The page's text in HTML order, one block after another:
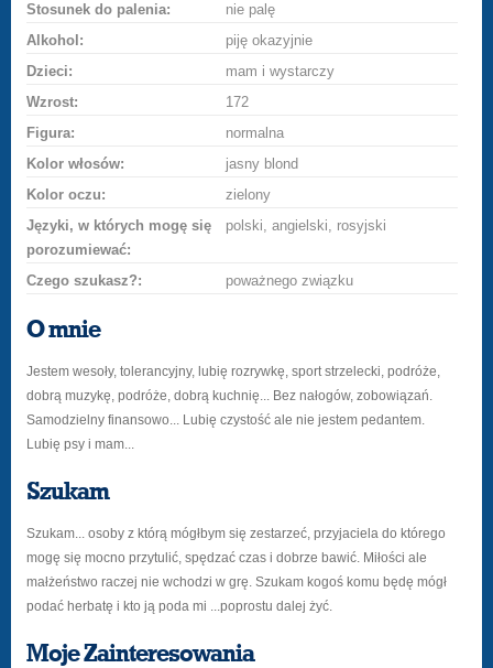
Stosunek do palenia:
nie palę
Alkohol:
piję okazyjnie
Dzieci:
mam i wystarczy
Wzrost:
172
Figura:
normalna
Kolor włosów:
jasny blond
Kolor oczu:
zielony
Języki, w których mogę się
porozumiewać:
polski, angielski, rosyjski
Czego szukasz?: poważnego związku
O mnie
Jestem wesoły, tolerancyjny, lubię rozrywkę, sport strzelecki, podróże,
dobrą muzykę, podróże, dobrą kuchnię... Bez nałogów, zobowiązań.
Samodzielny finansowo... Lubię czystość ale nie jestem pedantem.
Lubię psy i mam...
Szukam
Szukam... osoby z którą mógłbym się zestarzeć, przyjaciela do którego
mogę się mocno przytulić, spędzać czas i dobrze bawić. Miłości ale
małżeństwo raczej nie wchodzi w grę. Szukam kogoś komu będę mógł
podać herbatę i kto ją poda mi ...poprostu dalej żyć.
Moje Zainteresowania